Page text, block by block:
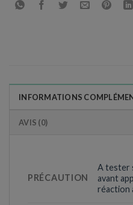
INFORMATIONS
AVIS (0)
PRÉCAUTION
A tester
avant
réaction